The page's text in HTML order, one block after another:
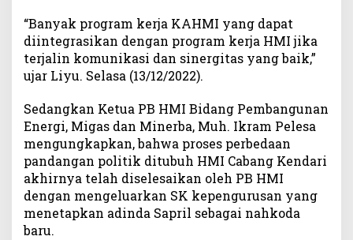
“Banyak program kerja KAHMI yang dapat
diintegrasikan dengan program kerja HMI jika
terjalin komunikasi dan sinergitas yang baik,”
ujar Liyu. Selasa (13/12/2022).
Sedangkan Ketua PB HMI Bidang Pembangunan
Energi, Migas dan Minerba, Muh. Ikram Pelesa
mengungkapkan, bahwa proses perbedaan
pandangan politik ditubuh HMI Cabang Kendari
akhirnya telah diselesaikan oleh PB HMI
dengan mengeluarkan SK kepengurusan yang
menetapkan adinda Sapril sebagai nahkoda
baru.